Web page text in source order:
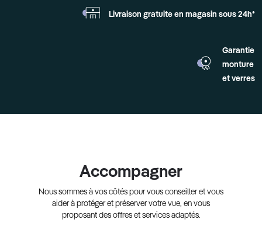
Livraison gratuite en magasin sous 24h*
Garantie
monture
et verres
Accompagner
Nous sommes à vos côtés pour vous conseiller et vous
aider à protéger et préserver votre vue, en vous
proposant des offres et services adaptés.